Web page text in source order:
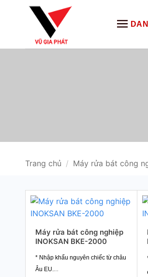
Trang chủ / Máy rửa bát công
Máy rửa bát công nghiệp
INOKSAN BKE-2000
* Nhập khẩu nguyên chiếc từ châu
Âu EU.